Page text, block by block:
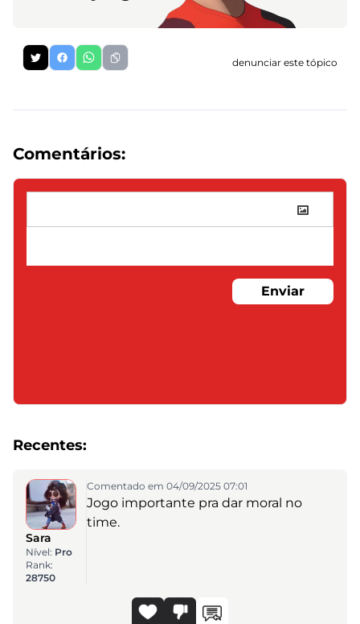
denunciar este tópico
Comentários:
Enviar
Recentes:
Sara
Nível: Pro
Rank:
28750
Comentado em 04/09/2025 07:01
Jogo importante pra dar moral no
time.